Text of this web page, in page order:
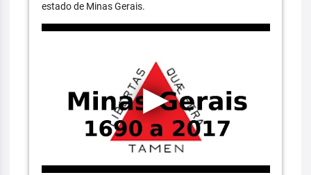
estado de Minas Gerais.